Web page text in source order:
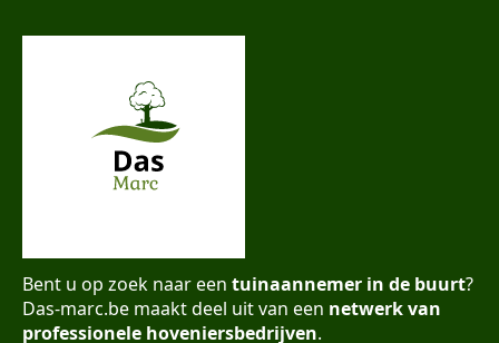
Bent u op zoek naar een tuinaannemer in de buurt?
Das-marc.be maakt deel uit van een netwerk van
professionele hoveniersbedrijven.